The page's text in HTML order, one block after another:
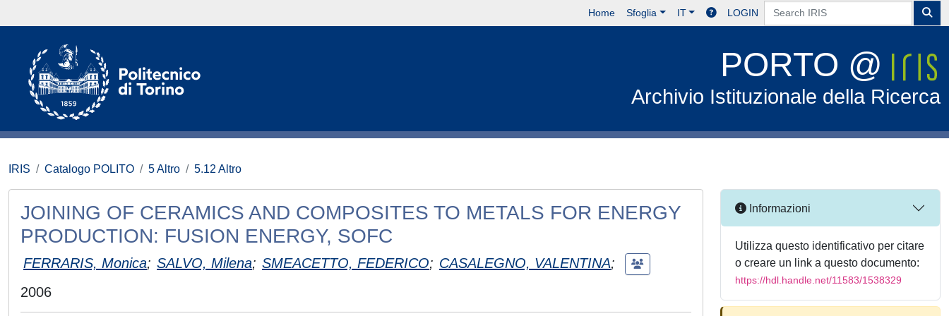
Home Sfoglia IT LOGIN
PORTO @
Archivio Istituzionale della Ricerca
IRIS Catalogo POLITO 5 Altro 5.12 Altro
JOINING OF CERAMICS AND COMPOSITES TO METALS FOR ENERGY
PRODUCTION: FUSION ENERGY, SOFC
FERRARIS, Monica; SALVO, Milena; SMEACETTO, FEDERICO; CASALEGNO, VALENTINA;
2006
Informazioni
Utilizza questo identificativo per citare
o creare un link a questo documento:
https://hdl.handle.net/11583/1538329